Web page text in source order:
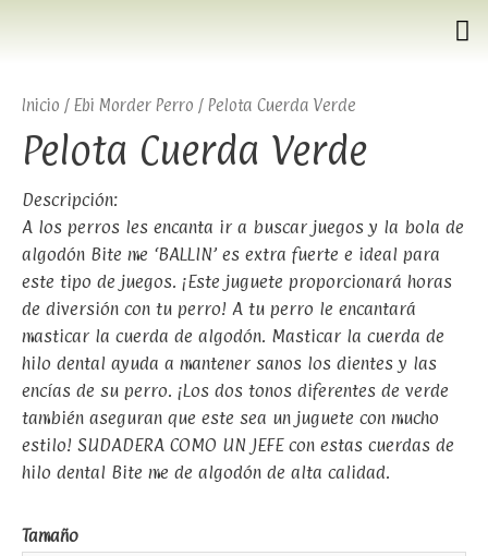
Inicio / Ebi Morder Perro / Pelota Cuerda Verde
Pelota Cuerda Verde
Descripción:
A los perros les encanta ir a buscar juegos y la bola de
algodón Bite me ‘BALLIN’ es extra fuerte e ideal para
este tipo de juegos. ¡Este juguete proporcionará horas
de diversión con tu perro! A tu perro le encantará
masticar la cuerda de algodón. Masticar la cuerda de
hilo dental ayuda a mantener sanos los dientes y las
encías de su perro. ¡Los dos tonos diferentes de verde
también aseguran que este sea un juguete con mucho
estilo! SUDADERA COMO UN JEFE con estas cuerdas de
hilo dental Bite me de algodón de alta calidad.
Tamaño